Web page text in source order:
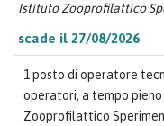
Istituto Zooprofilattico
scade il 27/08/2026
1 posto di operatore
operatori, a tempo
Zooprofilattico